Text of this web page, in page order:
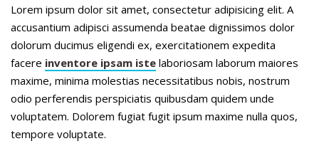
Lorem ipsum dolor sit amet, consectetur adipisicing elit. A
accusantium adipisci assumenda beatae dignissimos dolor
dolorum ducimus eligendi ex, exercitationem expedita
facere inventore ipsam iste laboriosam laborum maiores
maxime, minima molestias necessitatibus nobis, nostrum
odio perferendis perspiciatis quibusdam quidem unde
voluptatem. Dolorem fugiat fugit ipsum maxime nulla quos,
tempore voluptate.